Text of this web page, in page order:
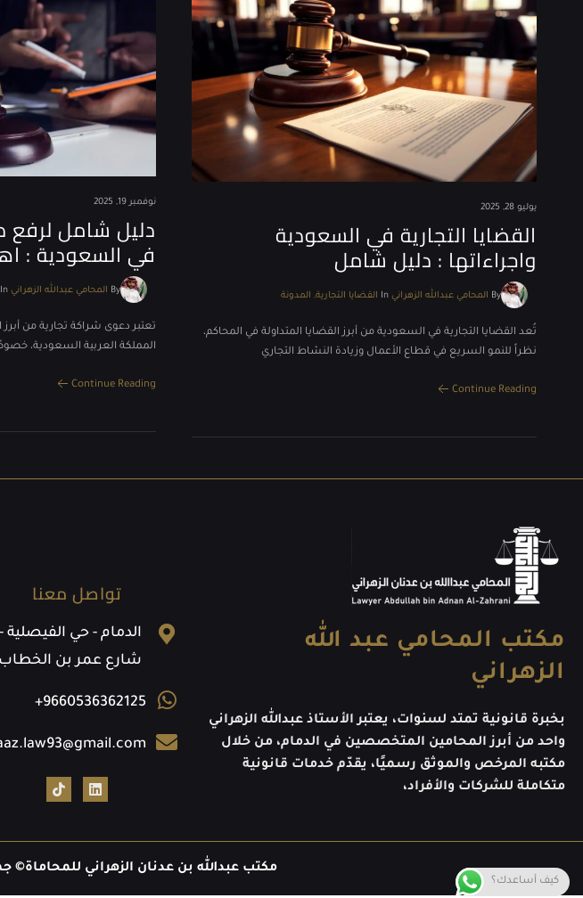
نوفمبر 19, 2025
دليل شامل لرفع
في السعودية :
By المحامي عبدالله الزهراني In
تعتبر دعوى شراكة تجارية من أبرز
المملكة العربية السعودية،
Continue Reading
يوليو 28, 2025
القضايا التجارية في السعودية​
واجراءاتها : دليل شامل
By المحامي عبدالله الزهراني In القضايا التجارية المدونة
تُعد القضايا التجارية في السعودية​ من أبرز القضايا المتداولة في المحاكم،
نظراً للنمو السريع في قطاع الأعمال وزيادة النشاط التجاري
Continue Reading
مكتب المحامي عبد الله
الزهراني
بخبرة قانونية تمتد لسنوات، يعتبر الأستاذ عبدالله الزهراني
واحد من أبرز المحامين المتخصصين في الدمام، من خلال
مكتبه المرخص والموثق رسميًا، يقدّم خدمات قانونية
متكاملة للشركات والأفراد،
تواصل معنا
الدمام - حي الفيصلية -
شارع عمر بن الخطاب
+9660536362125
مكتب عبدالله بن عدنان الزهراني للمحاماة©
كيف أساعدك؟